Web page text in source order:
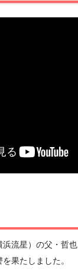
いた気がする
流星）の父・哲
果たしました。